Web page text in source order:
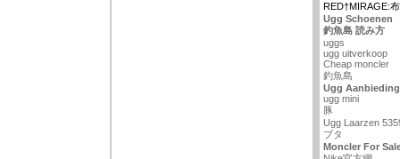
RED†MIRAGE:
Ugg Schoenen
釣魚島 読み方
uggs
ugg uitverkoop
Cheap moncler
釣魚島
Ugg Aanbieding
ugg mini
豚
Ugg Laarzen
ブタ
Moncler For